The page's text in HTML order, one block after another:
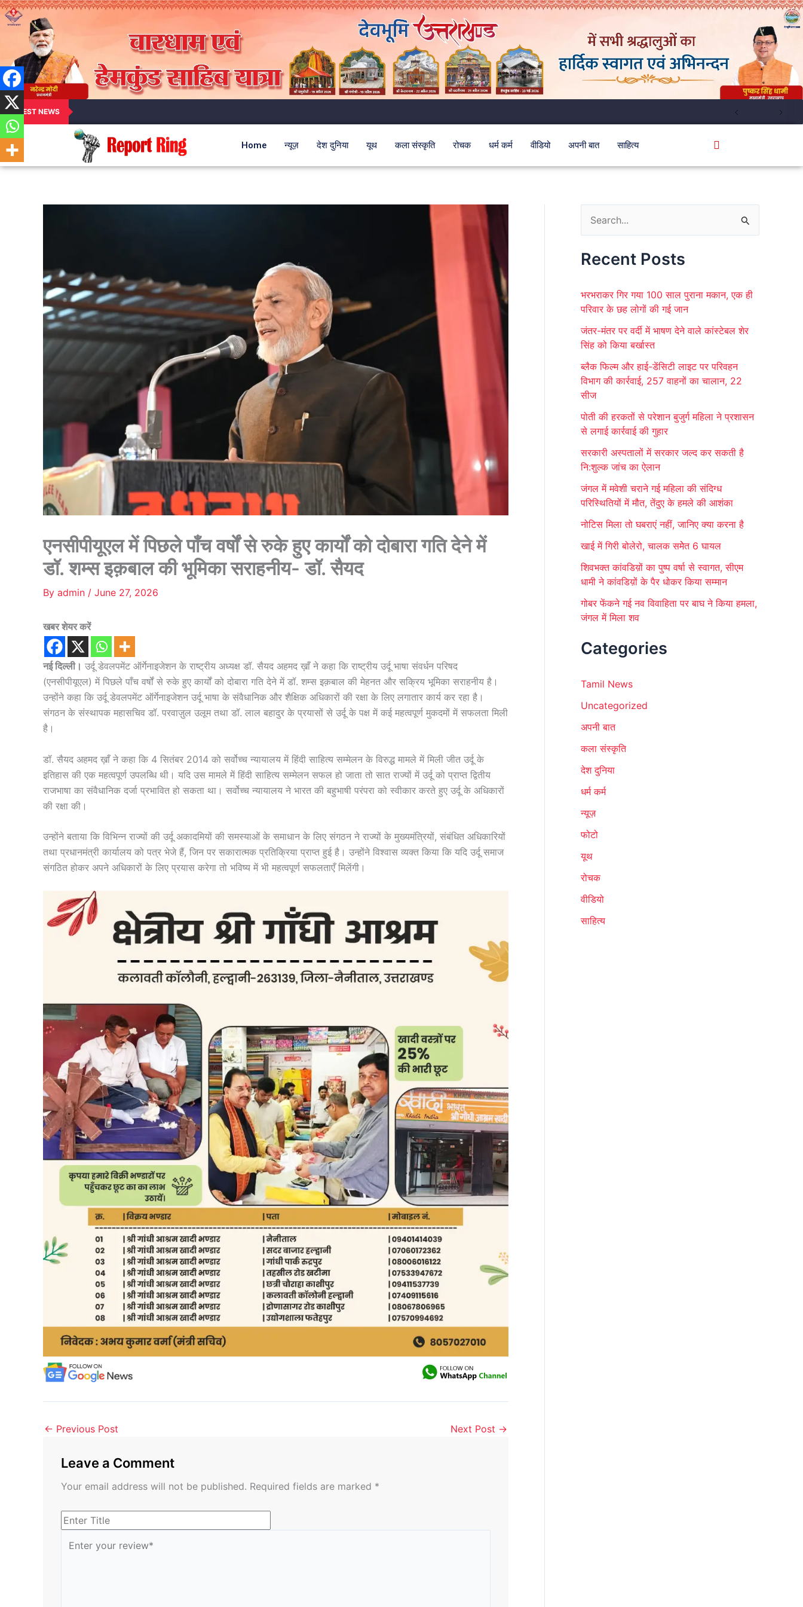
LATEST NEWS
Home न्यूज़ देश दुनिया यूथ कला संस्कृति रोचक धर्म कर्म वीडियो अपनी बात साहित्य
एनसीपीयूएल में पिछले पाँच वर्षों से रुके हुए कार्यों को दोबारा गति देने में
डॉ. शम्स इक़बाल की भूमिका सराहनीय- डॉ. सैयद
By admin / June 27, 2026
खबर शेयर करें
नई दिल्ली। उर्दू डेवलपमेंट ऑर्गेनाइजेशन के राष्ट्रीय अध्यक्ष डॉ. सैयद अहमद ख़ाँ ने कहा कि राष्ट्रीय उर्दू भाषा संवर्धन परिषद
(एनसीपीयूएल) में पिछले पाँच वर्षों से रुके हुए कार्यों को दोबारा गति देने में डॉ. शम्स इक़बाल की मेहनत और सक्रिय भूमिका सराहनीय है।
उन्होंने कहा कि उर्दू डेवलपमेंट ऑर्गेनाइजेशन उर्दू भाषा के संवैधानिक और शैक्षिक अधिकारों की रक्षा के लिए लगातार कार्य कर रहा है।
संगठन के संस्थापक महासचिव डॉ. परवाज़ुल उलूम तथा डॉ. लाल बहादुर के प्रयासों से उर्दू के पक्ष में कई महत्वपूर्ण मुकदमों में सफलता मिली
है।
डॉ. सैयद अहमद ख़ाँ ने कहा कि 4 सितंबर 2014 को सर्वोच्च न्यायालय में हिंदी साहित्य सम्मेलन के विरुद्ध मामले में मिली जीत उर्दू के
इतिहास की एक महत्वपूर्ण उपलब्धि थी। यदि उस मामले में हिंदी साहित्य सम्मेलन सफल हो जाता तो सात राज्यों में उर्दू को प्राप्त द्वितीय
राजभाषा का संवैधानिक दर्जा प्रभावित हो सकता था। सर्वोच्च न्यायालय ने भारत की बहुभाषी परंपरा को स्वीकार करते हुए उर्दू के अधिकारों
की रक्षा की।
उन्होंने बताया कि विभिन्न राज्यों की उर्दू अकादमियों की समस्याओं के समाधान के लिए संगठन ने राज्यों के मुख्यमंत्रियों, संबंधित अधिकारियों
तथा प्रधानमंत्री कार्यालय को पत्र भेजे हैं, जिन पर सकारात्मक प्रतिक्रिया प्राप्त हुई है। उन्होंने विश्वास व्यक्त किया कि यदि उर्दू समाज
संगठित होकर अपने अधिकारों के लिए प्रयास करेगा तो भविष्य में भी महत्वपूर्ण सफलताएँ मिलेंगी।
← Previous Post Next Post →
Leave a Comment
Your email address will not be published. Required fields are marked *
a
c
f
r
:
Recent Posts
भरभराकर गिर गया 100 साल पुराना मकान, एक ही
परिवार के छह लोगों की गई जान
जंतर-मंतर पर वर्दी में भाषण देने वाले कांस्टेबल शेर
सिंह को किया बर्खास्त
ब्लैक फिल्म और हाई-डेंसिटी लाइट पर परिवहन
विभाग की कार्रवाई, 257 वाहनों का चालान, 22
सीज
पोती की हरकतों से परेशान बुजुर्ग महिला ने प्रशासन
से लगाई कार्रवाई की गुहार
सरकारी अस्पतालों में सरकार जल्द कर सकती है
नि:शुल्क जांच का ऐलान
जंगल में मवेशी चराने गई महिला की संदिग्ध
परिस्थितियों में मौत, तेंदुए के हमले की आशंका
नोटिस मिला तो घबराएं नहीं, जानिए क्या करना है
खाई में गिरी बोलेरो, चालक समेेत 6 घायल
शिवभक्त कांवडिय़ों का पुष्प वर्षा से स्वागत, सीएम
धामी ने कांवडिय़ों के पैर धोकर किया सम्मान
गोबर फेंकने गई नव विवाहिता पर बाघ ने किया हमला,
जंगल में मिला शव
Categories
Tamil News
Uncategorized
अपनी बात
कला संस्कृति
देश दुनिया
धर्म कर्म
न्यूज़
फोटो
यूथ
रोचक
वीडियो
साहित्य